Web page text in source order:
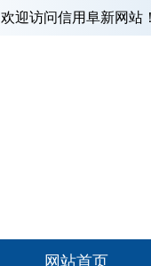
欢迎访问信用阜新网站
网站首页